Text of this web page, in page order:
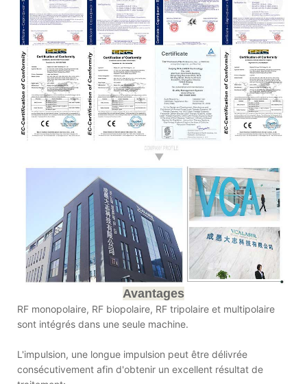
Avantages
RF monopolaire, RF biopolaire, RF tripolaire et multipolaire
sont intégrés dans une seule machine.
L'impulsion, une longue impulsion peut être délivrée
consécutivement afin d'obtenir un excellent résultat de